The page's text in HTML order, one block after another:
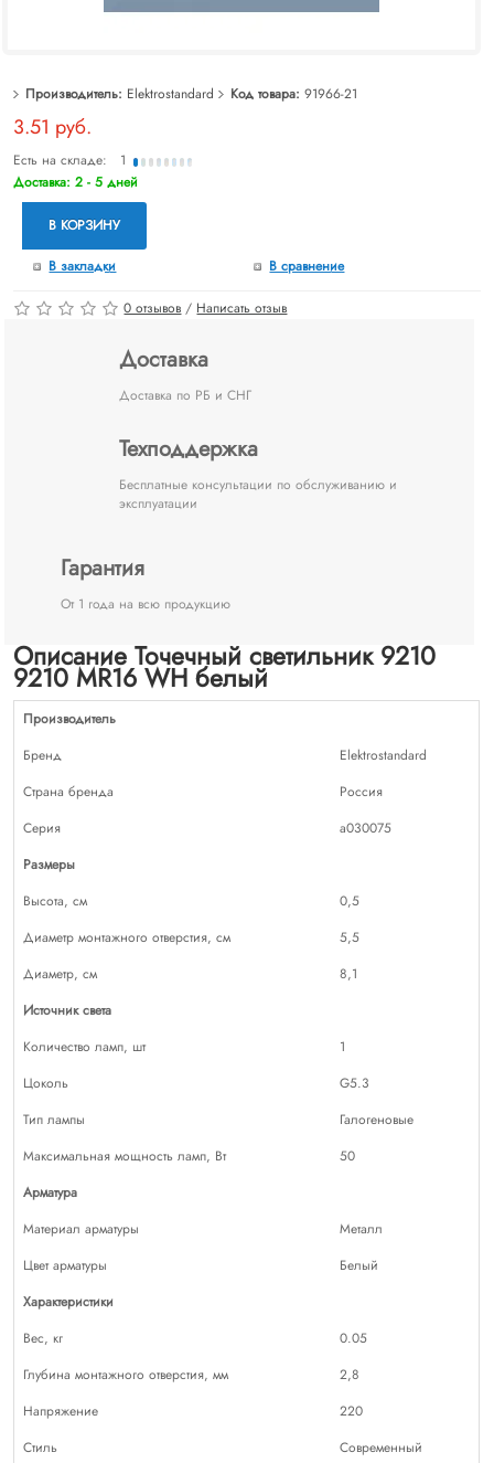
Производитель: Elektrostandard Код товара: 91966-21
3.51 руб.
Есть на складе: 1
Доставка: 2 - 5 дней
В КОРЗИНУ
В закладки В сравнение
0 отзывов / Написать отзыв
Доставка
Доставка по РБ и СНГ
Техподдержка
Бесплатные консультации по обслуживанию и
эксплуатации
Гарантия
От 1 года на всю продукцию
Описание Точечный светильник 9210
9210 MR16 WH белый
Производитель
Бренд
Elektrostandard
Страна бренда
Россия
Серия
a030075
Размеры
Высота, см
0,5
Диаметр монтажного отверстия, см
5,5
Диаметр, см
8,1
Источник света
Количество ламп, шт
1
Цоколь
G5.3
Тип лампы
Галогеновые
Максимальная мощность ламп, Вт
50
Арматура
Материал арматуры
Металл
Цвет арматуры
Белый
Характеристики
Вес, кг
0.05
Глубина монтажного отверстия, мм
2,8
Напряжение
220
Стиль
Современный